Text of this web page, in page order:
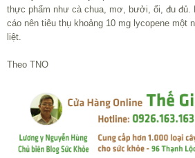
thực phẩm như cà chua, mơ, bưởi, ổi, đu đủ.
cáo nên tiêu thụ khoảng 10 mg lycopene một
liệt.
Theo TNO